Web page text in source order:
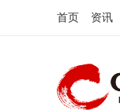
首页 资讯